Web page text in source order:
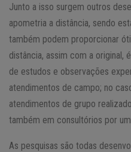
Junto a isso surgem outros
apometria a distância, sendo
também podem proporcionar
distância, assim com a original,
de estudos e observações
atendimentos de campo; no
atendimentos de grupo
também em consultórios por
As pesquisas são todas